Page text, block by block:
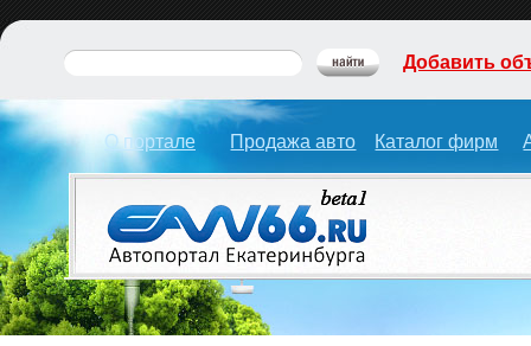
О портале Продажа авто Каталог фирм
Добавить